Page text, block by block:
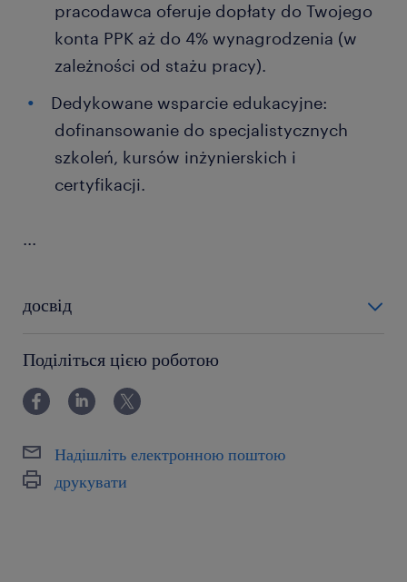
pracodawca oferuje dopłaty do Twojego
konta PPK aż do 4% wynagrodzenia (w
zależności od stażu pracy).
Dedykowane wsparcie edukacyjne:
dofinansowanie do specjalistycznych
szkoleń, kursów inżynierskich i
certyfikacji.
...
досвід
Поділіться цією роботою
Надішліть електронною поштою
друкувати